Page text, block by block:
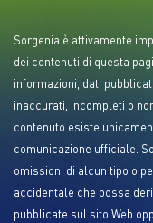
Sorgenia è attivamente
dei contenuti di questa
informazioni, dati
inaccurati, incompleti o
contenuto esiste
comunicazione ufficiale.
omissioni di alcun tipo o
accidentale che possa
pubblicate sul sito Web